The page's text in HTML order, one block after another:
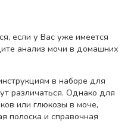
если у Вас уже имеется
анализ мочи в домашних
в наборе для
различаться. Однако для
или глюкозы в моче,
полоска и справочная